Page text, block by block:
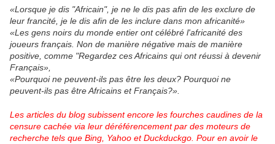
«Lorsque je dis "Africain", je ne le dis pas afin de les exclure de
leur francité, je le dis afin de les inclure dans mon africanité»
«Les gens noirs du monde entier ont célébré l'africanité des
joueurs français. Non de manière négative mais de manière
positive, comme "Regardez ces Africains qui ont réussi à devenir
Français»,
«Pourquoi ne peuvent-ils pas être les deux? Pourquoi ne
peuvent-ils pas être Africains et Français?».
Les articles du blog subissent encore les fourches caudines de la
censure cachée via leur déréférencement par des moteurs de
recherche tels que Bing, Yahoo et Duckduckgo. Pour en avoir le